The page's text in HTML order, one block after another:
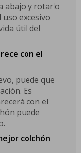
abajo y rotarlo
uso excesivo
útil del
con el
puede que
Es
con el
puede
colchón